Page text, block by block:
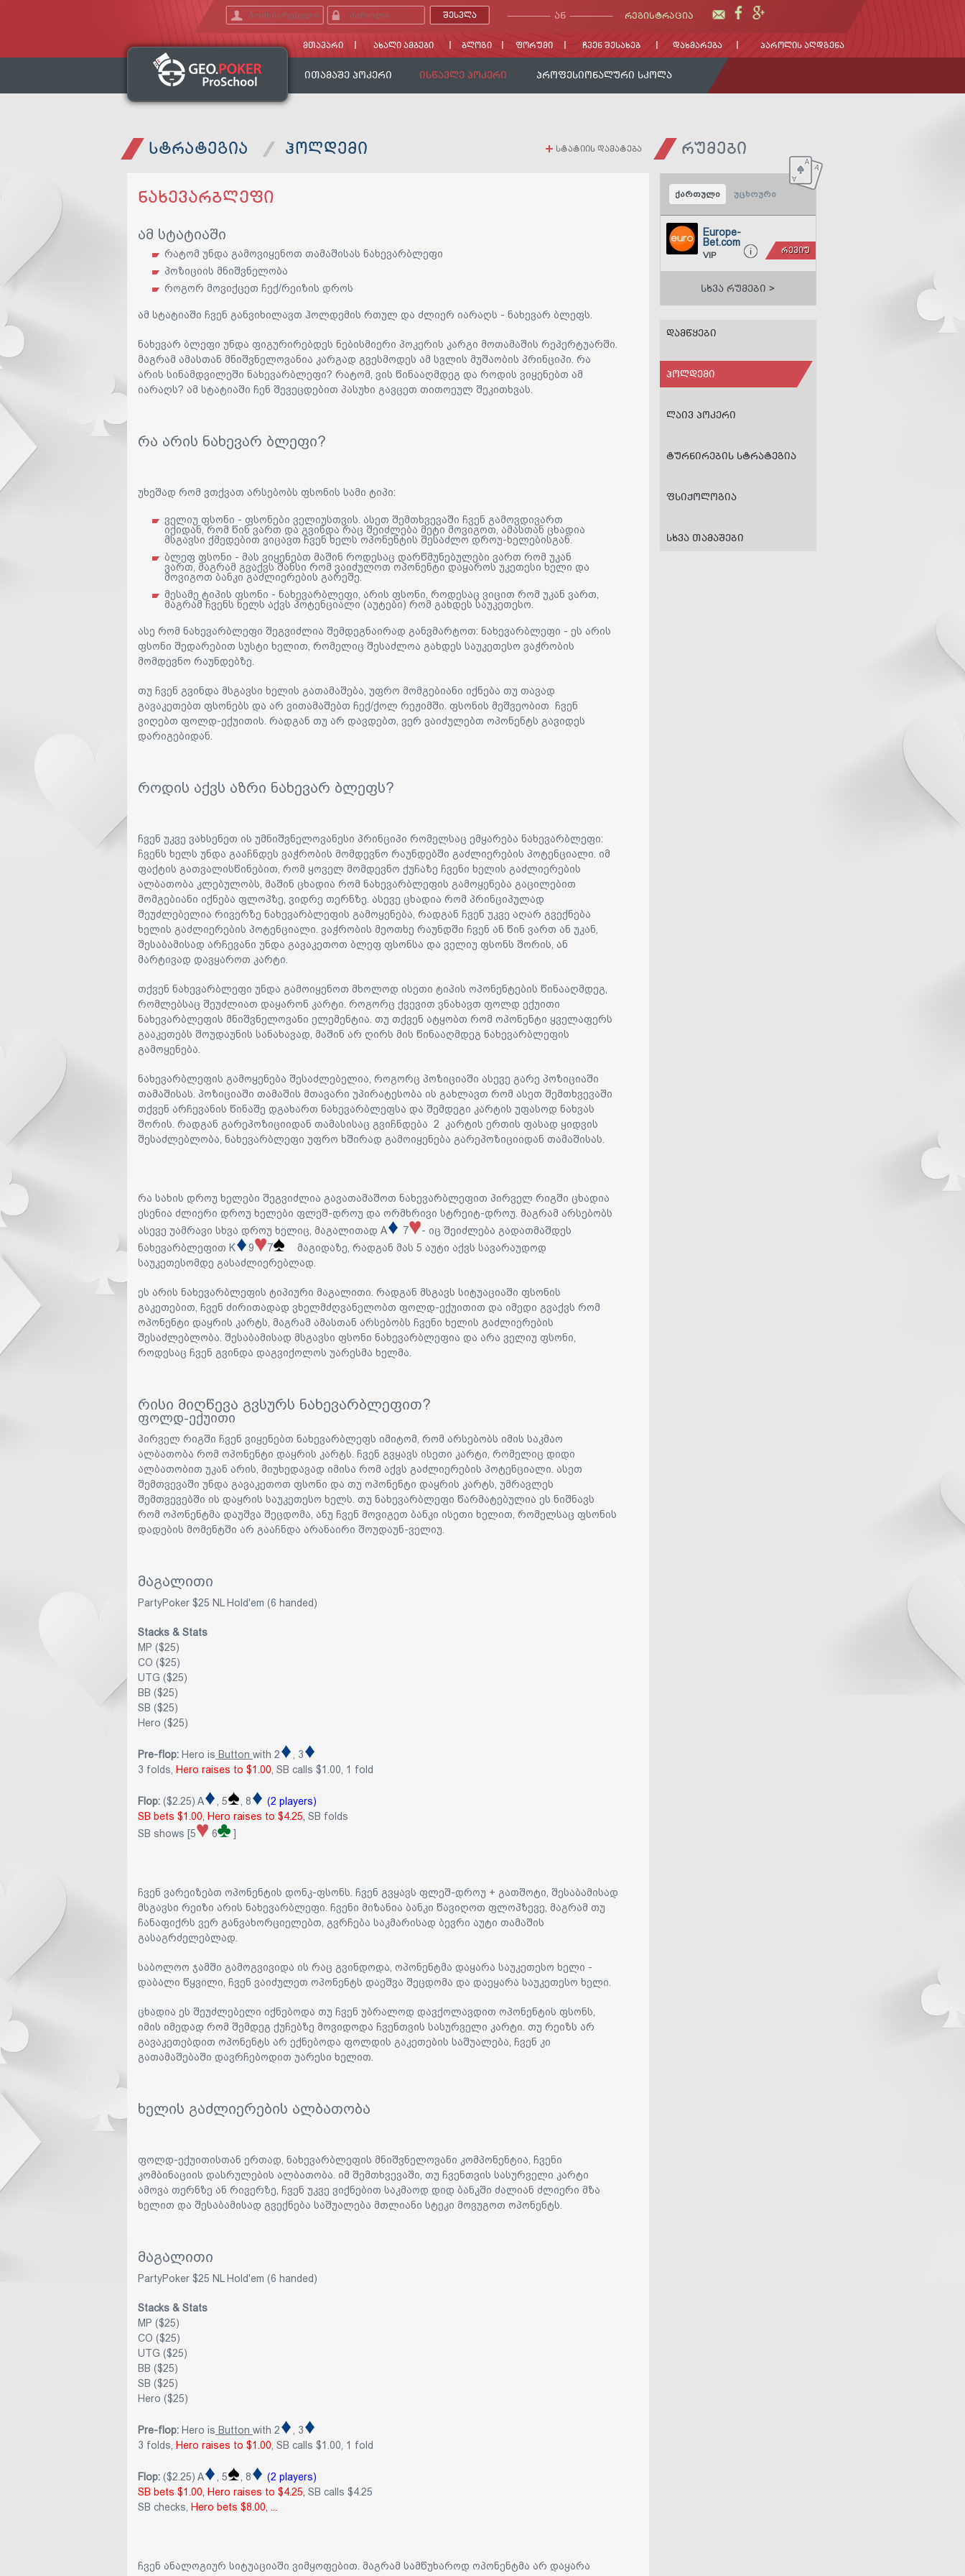
ᲐᲜ ᲠᲔᲒᲘᲡᲢᲠᲐᲪᲘᲐ
ᲛᲗᲐᲕᲐᲠᲘ ᲐᲮᲐᲚᲘ ᲐᲛᲑᲔᲑᲘ ᲑᲚᲝᲒᲘ ᲤᲝᲠᲣᲛᲘ ᲩᲕᲔᲜ ᲨᲔᲡᲐᲮᲔᲑ ᲓᲐᲮᲛᲐᲠᲔᲑᲐ ᲞᲐᲠᲝᲚᲘᲡ ᲐᲦᲓᲒᲔᲜᲐ
ᲘᲗᲐᲛᲐᲨᲔ ᲞᲝᲙᲔᲠᲘ ᲘᲡᲬᲐᲕᲚᲔ ᲞᲝᲙᲔᲠᲘ ᲞᲠᲝᲤᲔᲡᲘᲝᲜᲐᲚᲣᲠᲘ ᲡᲙᲝᲚᲐ
ᲡᲢᲠᲐᲢᲔᲒᲘᲐ ᲰᲝᲚᲓᲔᲛᲘ + სტატიის დამატება
ᲜᲐᲮᲔᲕᲐᲠᲑᲚᲔᲤᲘ
ამ სტატიაში
რატომ უნდა გამოვიყენოთ თამაშისას ნახევარბლეფი
პოზიციის მნიშვნელობა
როგორ მოვიქცეთ ჩექ/რეიზის დროს
ამ სტატიაში ჩვენ განვიხილავთ ჰოლდემის რთულ და ძლიერ იარაღს - ნახევარ ბლეფს.
ნახევარ ბლეფი უნდა ფიგურირებდეს ნებისმიერი პოკერის კარგი მოთამაშის რეპერტუარში.
მაგრამ ამასთან მნიშვნელოვანია კარგად გვესმოდეს ამ სვლის მუშაობის პრინციპი. რა
არის სინამდვილეში ნახევარბლეფი? რატომ, ვის წინააღმდეგ და როდის ვიყენებთ ამ
იარაღს? ამ სტატიაში ჩენ შევეცდებით პასუხი გავცეთ თითოეულ შეკითხვას.
რა არის ნახევარ ბლეფი?
უხეშად რომ ვთქვათ არსებობს ფსონის სამი ტიპი:
ველიუ ფსონი - ფსონები ველიუსთვის. ასეთ შემთხვევაში ჩვენ გამოვდივართ
იქიდან, რომ წინ ვართ და გვინდა რაც შეიძლება მეტი მოვიგოთ, ამასთან ცხადია
მსგავსი ქმედებით ვიცავთ ჩვენ ხელს ოპონენტის შესაძლო დროუ-ხელებისგან.
ბლეფ ფსონი - მას ვიყენებთ მაშინ როდესაც დარწმუნებულები ვართ რომ უკან
ვართ, მაგრამ გვაქვს შანსი რომ ვაიძულოთ ოპონენტი დაყაროს უკეთესი ხელი და
მოვიგოთ ბანკი გაძლიერების გარეშე.
მესამე ტიპის ფსონი - ნახევარბლეფი, არის ფსონი, როდესაც ვიცით რომ უკან ვართ,
მაგრამ ჩვენს ხელს აქვს პოტენციალი (აუტები) რომ გახდეს საუკეთესო.
ასე რომ ნახევარბლეფი შეგვიძლია შემდეგნაირად განვმარტოთ: ნახევარბლეფი - ეს არის
ფსონი შედარებით სუსტი ხელით, რომელიც შესაძლოა გახდეს საუკეთესო ვაჭრობის
მომდევნო რაუნდებზე.
თუ ჩვენ გვინდა მსგავსი ხელის გათამაშება, უფრო მომგებიანი იქნება თუ თავად
გავაკეთებთ ფსონებს და არ ვითამაშებთ ჩექ/ქოლ რეჟიმში. ფსონის მეშვეობით ჩვენ
ვიღებთ ფოლდ-ექუითის. რადგან თუ არ დავდებთ, ვერ ვაიძულებთ ოპონენტს გავიდეს
დარიგებიდან.
როდის აქვს აზრი ნახევარ ბლეფს?
ჩვენ უკვე ვახსენეთ ის უმნიშვნელოვანესი პრინციპი რომელსაც ემყარება ნახევარბლეფი:
ჩვენს ხელს უნდა გააჩნდეს ვაჭრობის მომდევნო რაუნდებში გაძლიერების პოტენციალი. იმ
ფაქტის გათვალისწინებით, რომ ყოველ მომდევნო ქუჩაზე ჩვენი ხელის გაძლიერების
ალბათობა კლებულობს, მაშინ ცხადია რომ ნახევარბლეფის გამოყენება გაცილებით
მომგებიანი იქნება ფლოპზე, ვიდრე თერნზე. ასევე ცხადია რომ პრინციპულად
შეუძლებელია რივერზე ნახევარბლეფის გამოყენება, რადგან ჩვენ უკვე აღარ გვექნება
ხელის გაძლიერების პოტენციალი. ვაჭრობის მეოთხე რაუნდში ჩვენ ან წინ ვართ ან უკან,
შესაბამისად არჩევანი უნდა გავაკეთოთ ბლეფ ფსონსა და ველიუ ფსონს შორის, ან
მარტივად დავყაროთ კარტი.
თქვენ ნახევარბლეფი უნდა გამოიყენოთ მხოლოდ ისეთი ტიპის ოპონენტების წინააღმდეგ,
რომლებსაც შეუძლიათ დაყარონ კარტი. როგორც ქვევით ვნახავთ ფოლდ ექუითი
ნახევარბლეფის მნიშვნელოვანი ელემენტია. თუ თქვენ ატყობთ რომ ოპონენტი ყველაფერს
გააკეთებს შოუდაუნის სანახავად, მაშინ არ ღირს მის წინააღმდეგ ნახევარბლეფის
გამოყენება.
ნახევარბლეფის გამოყენება შესაძლებელია, როგორც პოზიციაში ასევე გარე პოზიციაში
თამაშისას. პოზიციაში თამაშის მთავარი უპირატესობა ის გახლავთ რომ ასეთ შემთხვევაში
თქვენ არჩევანის წინაშე დგახართ ნახევარბლეფსა და შემდეგი კარტის უფასოდ ნახვას
შორის. რადგან გარეპოზიციიდან თამასისაც გვიჩნდება 2 კარტის ერთის ფასად ყიდვის
შესაძლებლობა, ნახევარბლეფი უფრო ხშირად გამოიყენება გარეპოზიციიდან თამაშისას.
რა სახის დროუ ხელები შეგვიძლია გავათამაშოთ ნახევარბლეფით პირველ რიგში ცხადია
ესენია ძლიერი დროუ ხელები ფლეშ-დროუ და ორმხრივი სტრეიტ-დროუ. მაგრამ არსებობს
ასევე უამრავი სხვა დროუ ხელიც, მაგალითად A
7
- იც შეიძლება გადათმაშდეს
ნახევარბლეფით K
9 7
მაგიდაზე, რადგან მას 5 აუტი აქვს სავარაუდოდ
საუკეთესომდე გასაძლიერებლად.
ეს არის ნახევარბლეფის ტიპიური მაგალითი. რადგან მსგავს სიტუაციაში ფსონის
გაკეთებით, ჩვენ ძირითადად ვხელმძღვანელობთ ფოლდ-ექუითით და იმედი გვაქვს რომ
ოპონენტი დაყრის კარტს, მაგრამ ამასთან არსებობს ჩვენი ხელის გაძლიერების
შესაძლებლობა. შესაბამისად მსგავსი ფსონი ნახევარბლეფია და არა ველიუ ფსონი,
როდესაც ჩვენ გვინდა დაგვიქოლოს უარესმა ხელმა.
რისი მიღწევა გვსურს ნახევარბლეფით?
ფოლდ-ექუითი
პირველ რიგში ჩვენ ვიყენებთ ნახევარბლეფს იმიტომ, რომ არსებობს იმის საკმაო
ალბათობა რომ ოპონენტი დაყრის კარტს. ჩვენ გვყავს ისეთი კარტი, რომელიც დიდი
ალბათობით უკან არის, მიუხედავად იმისა რომ აქვს გაძლიერების პოტენციალი. ასეთ
შემთვევაში უნდა გავაკეთოთ ფსონი და თუ ოპონენტი დაყრის კარტს, უმრავლეს
შემთვევებში ის დაყრის საუკეთესო ხელს. თუ ნახევარბლეფი წარმატებულია ეს ნიშნავს
რომ ოპონენტმა დაუშვა შეცდომა, ანუ ჩვენ მოვიგეთ ბანკი ისეთი ხელით, რომელსაც ფსონის
დადების მომენტში არ გააჩნდა არანაირი შოუდაუნ-ველიუ.
მაგალითი
PartyPoker $25 NL Hold'em (6 handed)
Stacks & Stats
MP ($25)
CO ($25)
UTG ($25)
BB ($25)
SB ($25)
Hero ($25)
Pre-flop: Hero is Button with 2
, 3
3 folds,
Hero raises to $1.00 , SB calls $1.00, 1 fold
Flop: ($2.25) A , 5 , 8
(2 players)
SB bets $1.00, Hero raises to $4.25, SB folds
SB shows [5
6 ]
ჩვენ ვარეიზებთ ოპონენტის დონკ-ფსონს. ჩვენ გვყავს ფლეშ-დროუ + გათშოტი, შესაბამისად
მსგავსი რეიზი არის ნახევარბლეფი. ჩვენი მიზანია ბანკი წავიღოთ ფლოპზევე, მაგრამ თუ
ჩანაფიქრს ვერ განვახორციელებთ, გვრჩება საკმარისად ბევრი აუტი თამაშის
გასაგრძელებლად.
საბოლოო ჯამში გამოგვივიდა ის რაც გვინდოდა, ოპონენტმა დაყარა საუკეთესო ხელი -
დაბალი წყვილი, ჩვენ ვაიძულეთ ოპონენტს დაეშვა შეცდომა და დაეყარა საუკეთესო ხელი.
ცხადია ეს შეუძლებელი იქნებოდა თუ ჩვენ უბრალოდ დავქოლავდით ოპონენტის ფსონს,
იმის იმედად რომ შემდეგ ქუჩებზე მოვიდოდა ჩვენთვის სასურველი კარტი. თუ რეიზს არ
გავაკეთებდით ოპონენტს არ ექნებოდა ფოლდის გაკეთების საშუალება, ჩვენ კი
გათამაშებაში დავრჩებოდით უარესი ხელით.
ხელის გაძლიერების ალბათობა
ფოლდ-ექუითისთან ერთად, ნახევარბლეფის მნიშვნელოვანი კომპონენტია, ჩვენი
კომბინაციის დასრულების ალბათობა. იმ შემთხვევაში, თუ ჩვენთვის სასურველი კარტი
ამოვა თერნზე ან რივერზე, ჩვენ უკვე ვიქნებით საკმაოდ დიდ ბანკში ძალიან ძლიერი მზა
ხელით და შესაბამისად გვექნება საშუალება მთლიანი სტეკი მოვუგოთ ოპონენტს.
მაგალითი
PartyPoker $25 NL Hold'em (6 handed)
Stacks & Stats
MP ($25)
CO ($25)
UTG ($25)
BB ($25)
SB ($25)
Hero ($25)
Pre-flop: Hero is Button with 2
, 3
3 folds,
Hero raises to $1.00 , SB calls $1.00, 1 fold
Flop: ($2.25) A , 5 , 8
(2 players)
SB bets $1.00, Hero raises to $4.25, SB calls $4.25
SB checks,
Hero bets $8.00, ...
ჩვენ ანალოგიურ სიტუაციაში ვიმყოფებით. მაგრამ სამწუხაროდ ოპონენტმა არ დაყარა
ᲠᲣᲛᲔᲑᲘ
ქართული უცხოური
Europe-
Bet.com
VIP ᲠᲔᲕᲘᲣ
ᲡᲮᲕᲐ ᲠᲣᲛᲔᲑᲘ >
ᲓᲐᲛᲬᲧᲔᲑᲘ
ᲰᲝᲚᲓᲔᲛᲘ
ᲚᲐᲘᲕ ᲞᲝᲙᲔᲠᲘ
ᲢᲣᲠᲜᲘᲠᲔᲑᲘᲡ ᲡᲢᲠᲐᲢᲔᲒᲘᲐ
ᲤᲡᲘᲥᲝᲚᲝᲒᲘᲐ
ᲡᲮᲕᲐ ᲗᲐᲛᲐᲨᲔᲑᲘ